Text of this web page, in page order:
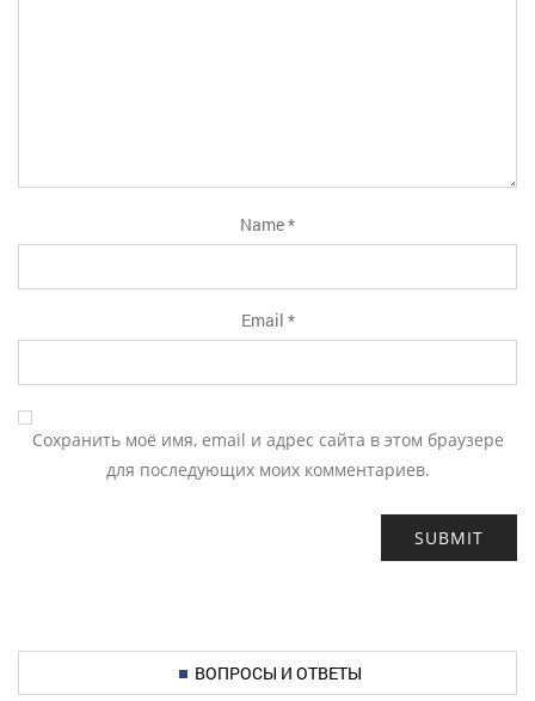
Name*
Email *
Сохранить моё имя, email и адрес сайта в этом браузере
для последующих моих комментариев.
ВОПРОСЫ И ОТВЕТЫ